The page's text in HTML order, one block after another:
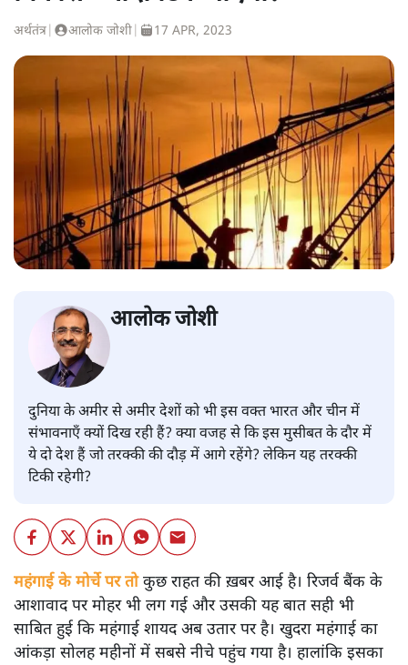
अर्थतंत्र आलोक जोशी 17 APR, 2023
आलोक जोशी
दुनिया के अमीर से अमीर देशों को भी इस वक्त भारत और चीन में
संभावनाएँ क्यों दिख रही हैं? क्या वजह से कि इस मुसीबत के दौर में
ये दो देश हैं जो तरक्की की दौड़ में आगे रहेंगे? लेकिन यह तरक्की
टिकी रहेगी?
महंगाई के मोर्चे पर तो कुछ राहत की ख़बर आई है। रिजर्व बैंक के
आशावाद पर मोहर भी लग गई और उसकी यह बात सही भी
साबित हुई कि महंगाई शायद अब उतार पर है। खुदरा महंगाई का
आंकड़ा सोलह महीनों में सबसे नीचे पहुंच गया है। हालांकि इसका